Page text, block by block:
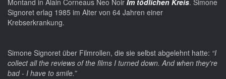
Montand in Alain Corneaus Neo Noir Im tödlichen Kreis. Simone
Signoret erlag 1985 im Alter von 64 Jahren einer
Krebserkrankung.
Simone Signoret über Filmrollen, die sie selbst abgelehnt hatte: “I
collect all the reviews of the films I turned down. And when they're
bad - I have to smile.”